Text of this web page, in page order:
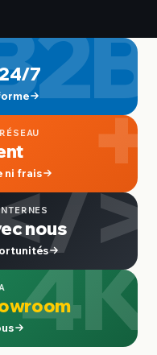
7
+
ni frais >
nous
4K